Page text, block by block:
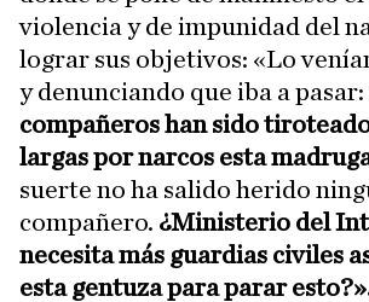
violencia y de impunidad del
lograr sus objetivos: «Lo
y denunciando que iba a pasar:
compañeros han sido
largas por narcos esta
suerte no ha salido herido
compañero. ¿Ministerio del
necesita más guardias civiles
esta gentuza para parar